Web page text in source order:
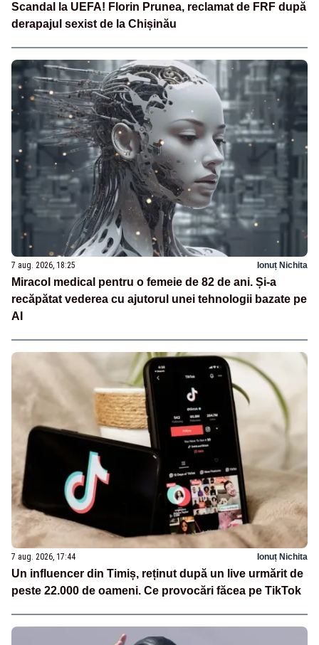
Scandal la UEFA! Florin Prunea, reclamat de FRF după
derapajul sexist de la Chișinău
7 aug. 2026, 18:25 Ionuț Nichita
Miracol medical pentru o femeie de 82 de ani. Și-a
recăpătat vederea cu ajutorul unei tehnologii bazate pe
AI
7 aug. 2026, 17:44 Ionuț Nichita
Un influencer din Timiș, reținut după un live urmărit de
peste 22.000 de oameni. Ce provocări făcea pe TikTok